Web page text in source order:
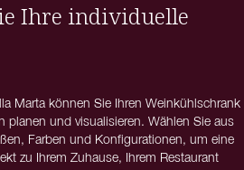
Ihre individuelle
Marta können Sie Ihren Weinkühlschrank
planen und visualisieren. Wählen Sie aus
Farben und Konfigurationen, um eine
zu Ihrem Zuhause, Ihrem Restaurant